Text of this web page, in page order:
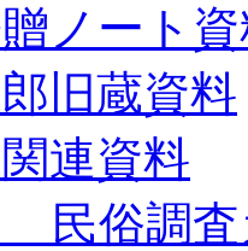
ノート
旧蔵資料
連資料
民俗調査